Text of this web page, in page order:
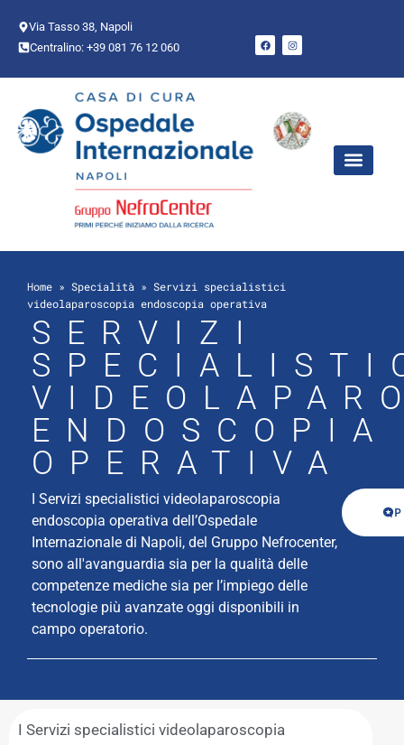
Via Tasso 38, Napoli
Centralino: +39 081 76 12 060
Home » Specialità » Servizi specialistici
videolaparoscopia endoscopia operativa
SERVIZI
ENDOSCOPIA
OPERATIVA
I Servizi specialistici videolaparoscopia
endoscopia operativa dell’Ospedale
Internazionale di Napoli, del Gruppo Nefrocenter,
sono all'avanguardia sia per la qualità delle
competenze mediche sia per l’impiego delle
tecnologie più avanzate oggi disponibili in
campo operatorio.
I Servizi specialistici videolaparoscopia